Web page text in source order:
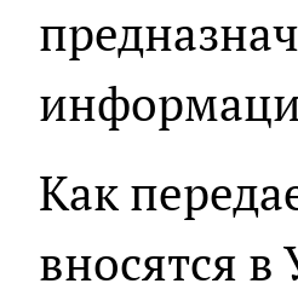
Как
вносятся